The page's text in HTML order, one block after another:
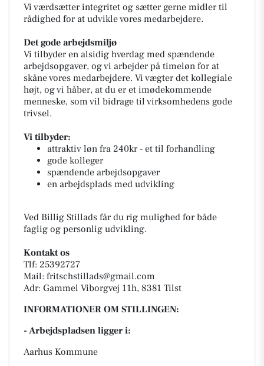
Vi værdsætter integritet og sætter gerne midler til
rådighed for at udvikle vores medarbejdere.
Det gode arbejdsmiljø
Vi tilbyder en alsidig hverdag med spændende
arbejdsopgaver, og vi arbejder på timeløn for at
skåne vores medarbejdere. Vi vægter det kollegiale
højt, og vi håber, at du er et imødekommende
menneske, som vil bidrage til virksomhedens gode
trivsel.
Vi tilbyder:
attraktiv løn fra 240kr - et til forhandling
gode kolleger
spændende arbejdsopgaver
en arbejdsplads med udvikling
Ved Billig Stillads får du rig mulighed for både
faglig og personlig udvikling.
Kontakt os
Tlf: 25392727
Mail: fritschstillads@gmail.com
Adr: Gammel Viborgvej 11h, 8381 Tilst
INFORMATIONER OM STILLINGEN:
- Arbejdspladsen ligger i:
Aarhus Kommune